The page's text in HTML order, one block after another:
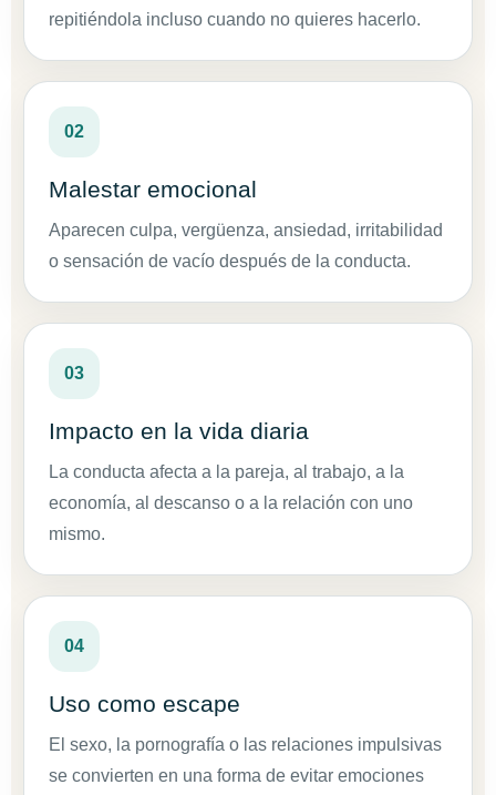
repitiéndola incluso cuando no quieres hacerlo.
02
Malestar emocional
Aparecen culpa, vergüenza, ansiedad, irritabilidad
o sensación de vacío después de la conducta.
03
Impacto en la vida diaria
La conducta afecta a la pareja, al trabajo, a la
economía, al descanso o a la relación con uno
mismo.
04
Uso como escape
El sexo, la pornografía o las relaciones impulsivas
se convierten en una forma de evitar emociones